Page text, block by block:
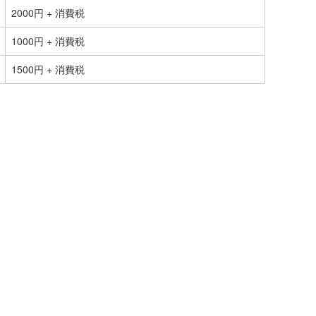
2000円 + 消費税
1000円 + 消費税
1500円 + 消費税